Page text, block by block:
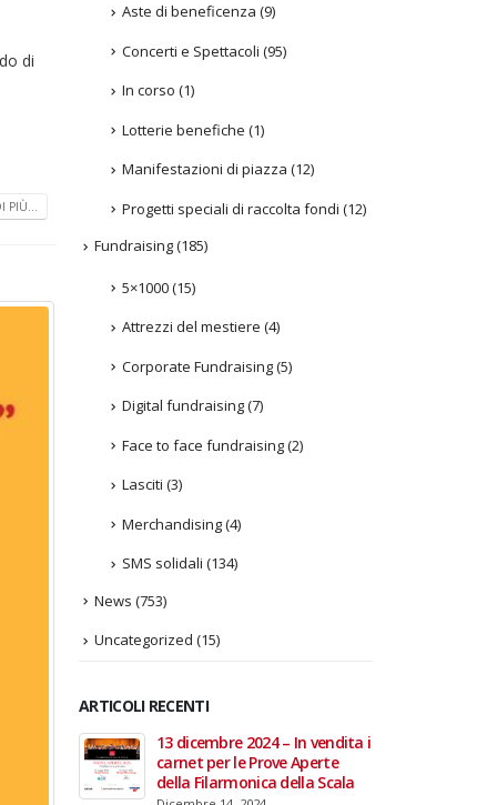
di
PIÙ...
Aste di beneficenza (9)
Concerti e Spettacoli (95)
In corso (1)
Lotterie benefiche (1)
Manifestazioni di piazza (12)
Progetti speciali di raccolta fondi (12)
Fundraising(185)
5×1000(15)
Attrezzi del mestiere (4)
Corporate Fundraising(5)
Digital fundraising(7)
Face to face fundraising(2)
Lasciti (3)
Merchandising(4)
SMS solidali (134)
News (753)
Uncategorized (15)
ARTICOLI RECENTI
22 giugno 2026 – Terrazze del
Duomo: apertura serale
straordinaria per Fondazione